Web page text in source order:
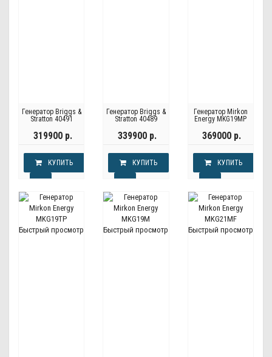
Генератор Briggs &
Stratton 40491
319900 р.
КУПИТЬ
Генератор Briggs &
Stratton 40489
339900 р.
КУПИТЬ
Генератор Mirkon
Energy MKG19MP
369000 р.
КУПИТЬ
Быстрый просмотр Быстрый просмотр Быстрый просмотр